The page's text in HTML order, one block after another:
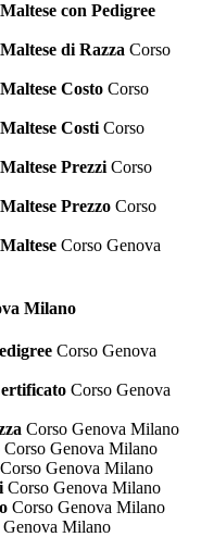
con Pedigree
di Razza Corso
Costo Corso
CostiCorso
PrezziCorso
Prezzo Corso
Corso Genova
Milano
Corso Genova
Corso Genova
Corso Genova Milano
Corso Genova Milano
Corso Genova Milano
Corso Genova Milano
Corso Genova Milano
Genova Milano